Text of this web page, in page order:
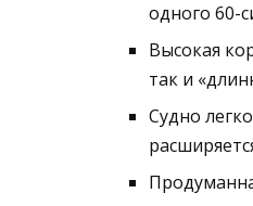
одного 60-
Высокая
так и
Судно